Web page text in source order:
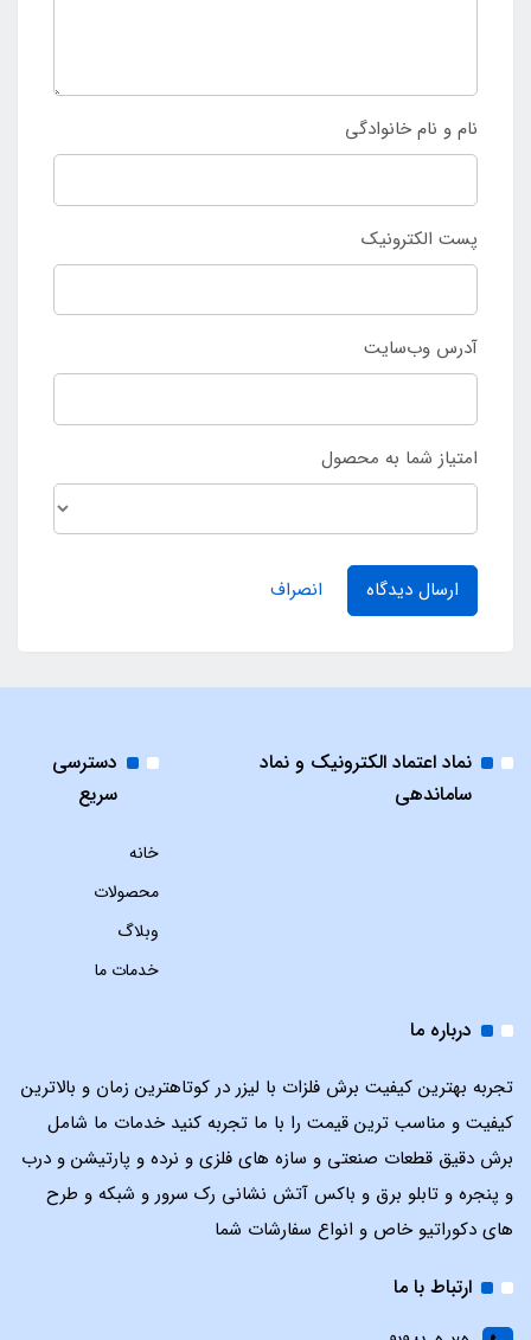
نام و نام خانوادگی
پست الکترونیک
آدرس وب‌سایت
امتیاز شما به محصول
ارسال دیدگاه انصراف
نماد اعتماد الکترونیک و نماد
ساماندهی
دسترسی
سریع
خانه
محصولات
وبلاگ
خدمات ما
درباره ما
تجربه بهترین کیفیت برش فلزات با لیزر در کوتاهترین زمان و بالاترین
کیفیت و مناسب ترین قیمت را با ما تجربه کنید خدمات ما شامل
برش دقیق قطعات صنعتی و سازه های فلزی و نرده و پارتیشن و درب
و پنجره و تابلو برق و باکس آتش نشانی رک سرور و شبکه و طرح
های دکوراتیو خاص و انواع سفارشات شما
ارتباط با ما